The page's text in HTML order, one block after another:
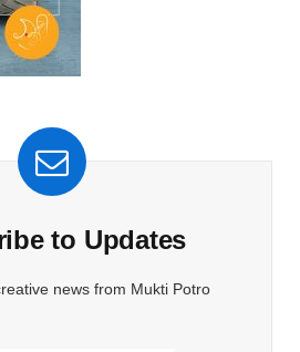
to Updates
news from Mukti Potro